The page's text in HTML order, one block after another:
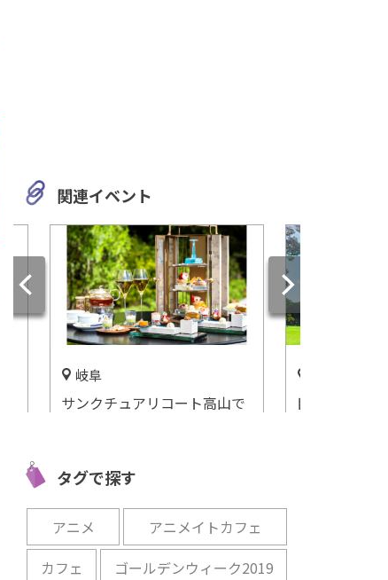
名古屋農業センター delaふぁ
ーむ 名古屋にいながら素敵な
農業体験ができる施設
愛知
「CHUNICHI
SUMMER FAIR
ルで開催
関連イベント
静岡
目に前にまるで童話の世界が
「四川料理
タグで探す
アニメ
アニメイトカフェ
カフェ
ゴールデンウィーク2019